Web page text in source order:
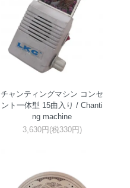
チャンティングマシン コンセ
ント一体型 15曲入り / Chanti
ng machine
3,630円(税330円)